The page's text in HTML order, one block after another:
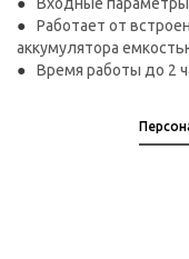
Входные параметры
Работает от
аккумулятора
Время работы до 2